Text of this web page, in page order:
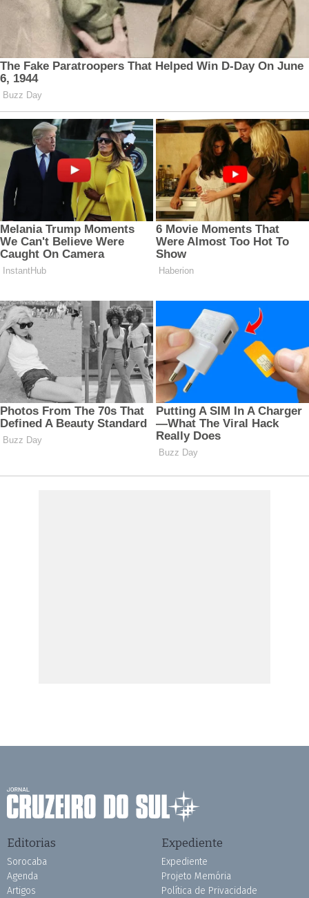
Editorias
Sorocaba
Agenda
Artigos
Expediente
Expediente
Projeto Memória
Política de Privacidade